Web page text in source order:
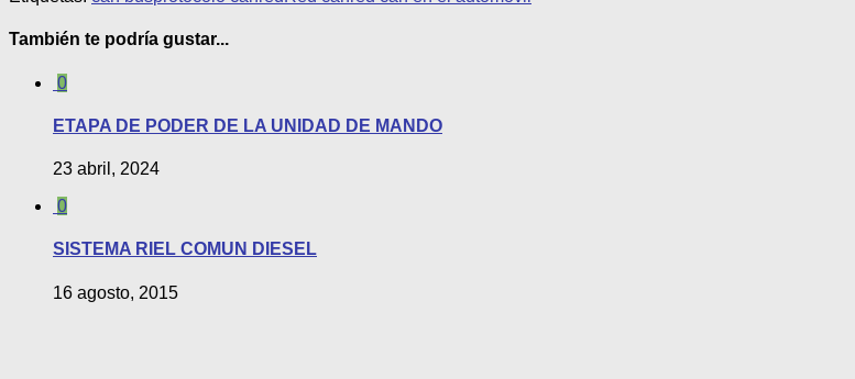
También te podría gustar...
0
ETAPA DE PODER DE LA UNIDAD DE MANDO
23 abril, 2024
0
SISTEMA RIEL COMUN DIESEL
16 agosto, 2015